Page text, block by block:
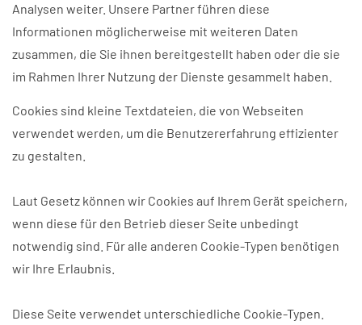
Analysen weiter. Unsere Partner führen diese
Informationen möglicherweise mit weiteren Daten
zusammen, die Sie ihnen bereitgestellt haben oder die sie
im Rahmen Ihrer Nutzung der Dienste gesammelt haben.
Cookies sind kleine Textdateien, die von Webseiten
verwendet werden, um die Benutzererfahrung effizienter
zu gestalten.
Laut Gesetz können wir Cookies auf Ihrem Gerät speichern,
wenn diese für den Betrieb dieser Seite unbedingt
notwendig sind. Für alle anderen Cookie-Typen benötigen
wir Ihre Erlaubnis.
Diese Seite verwendet unterschiedliche Cookie-Typen.